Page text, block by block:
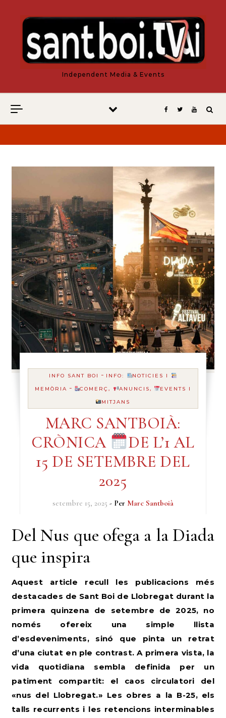
Independent Media & Events
INFO SANT BOI - INFO:
NOTICIES I
MEMÒRIA - COMERÇ, ANUNCIS,
EVENTS I
MITJANS
MARC SANTBOIÀ:
CRÒNICA
DE L’1 AL
15 DE SETEMBRE DEL
2025
setembre 15, 2025 - Per Marc Santboià
Del Nus que ofega a la Diada
que inspira
Aquest article recull les publicacions més
destacades de Sant Boi de Llobregat durant la
primera quinzena de setembre de 2025, no
només ofereix una simple llista
d’esdeveniments, sinó que pinta un retrat
d’una ciutat en ple contrast. A primera vista, la
vida quotidiana sembla definida per un
patiment compartit: el caos circulatori del
«nus del Llobregat.» Les obres a la B-25, els
talls recurrents i les retencions interminables